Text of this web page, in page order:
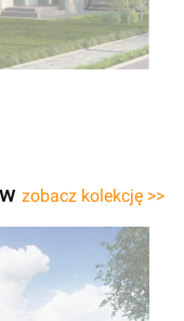
zobacz kolekcję >>